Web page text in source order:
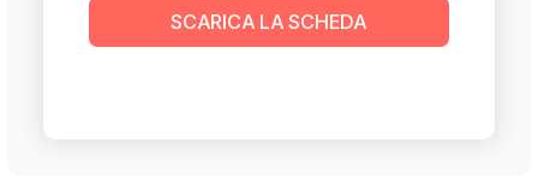
SCARICA LA SCHEDA